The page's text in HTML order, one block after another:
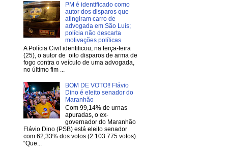
PM é identificado como
autor dos disparos que
atingiram carro de
advogada em São Luís;
polícia não descarta
motivações políticas
A Polícia Civil identificou, na terça-feira
(25), o autor de oito disparos de arma de
fogo contra o veículo de uma advogada,
no último fim ...
BOM DE VOTO!! Flávio
Dino é eleito senador do
Maranhão
Com 99,14% de urnas
apuradas, o ex-
governador do Maranhão
Flávio Dino (PSB) está eleito senador
com 62,33% dos votos (2.103.775 votos).
“Que...